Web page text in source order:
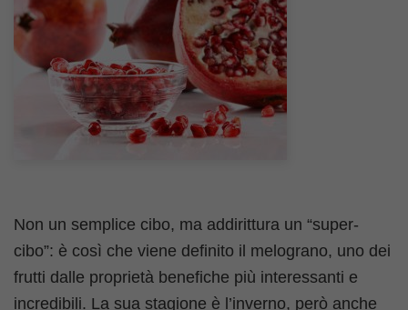
Non un semplice cibo, ma addirittura un “super-
cibo”: è così che viene definito il melograno, uno dei
frutti dalle proprietà benefiche più interessanti e
incredibili. La sua stagione è l’inverno, però anche